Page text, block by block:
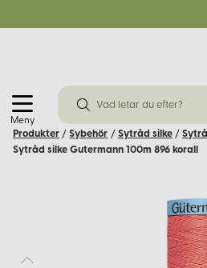
Meny
Produkter / Sybehör / Sytråd silke /
Sytråd silke Gutermann 100m 896 korall